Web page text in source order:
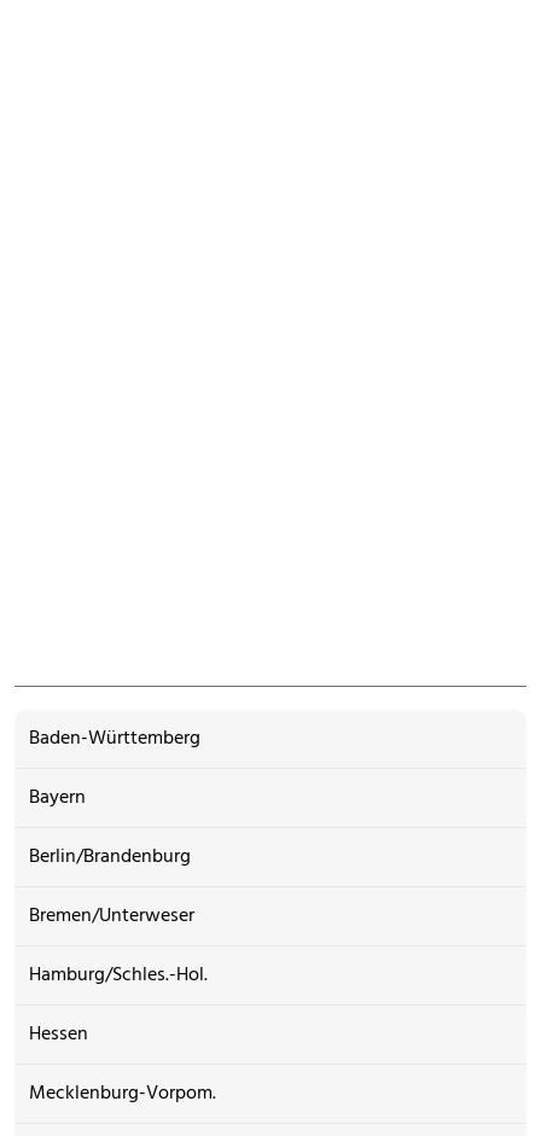
Baden-Württemberg
Bayern
Berlin/Brandenburg
Bremen/Unterweser
Hamburg/Schles.-Hol.
Hessen
Mecklenburg-Vorpom.